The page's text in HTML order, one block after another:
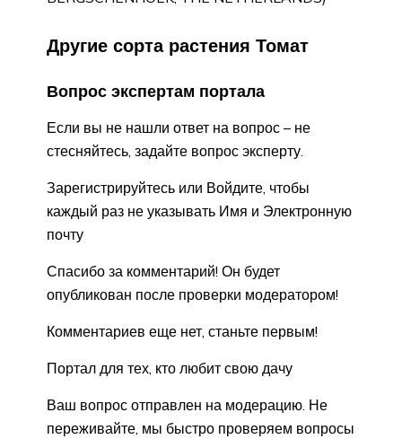
Другие сорта растения Томат
Вопрос экспертам портала
Если вы не нашли ответ на вопрос – не
стесняйтесь, задайте вопрос эксперту.
Зарегистрируйтесь или Войдите, чтобы
каждый раз не указывать Имя и Электронную
почту
Спасибо за комментарий! Он будет
опубликован после проверки модератором!
Комментариев еще нет, станьте первым!
Портал для тех, кто любит свою дачу
Ваш вопрос отправлен на модерацию. Не
переживайте, мы быстро проверяем вопросы